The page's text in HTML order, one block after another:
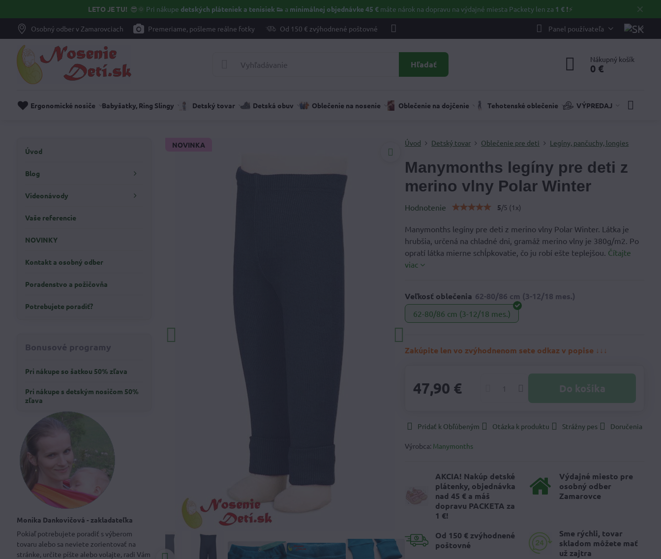
✕
LETO JE TU! 😎🌞 Pri nákupe detských pláteniek a tenisiek 👟 a minimálnej objednávke 45 €máte nárok na dopravu na výdajné miesta Packety len za 1 €❗⚡️
Osobný odber v Zamarovciach Premeriame, pošleme reálne fotky Od 150 € zvýhodnené poštovné Panel používateľa
Hľadať Nákupný košík
0 €
Ergonomické nosiče Babyšatky, Ring Slingy Detský tovar Detská obuv Oblečenie na nosenie Oblečenie na dojčenie Tehotenské oblečenie VÝPREDAJ
NOVINKA Úvod Detský tovar Oblečenie pre deti Legíny, pančuchy, longies
Manymonths legíny pre deti z
merino vlny Polar Winter
Hodnotenie 5/5 (1 x)
Manymonths legíny pre deti z merino vlny Polar Winter. Látka je
hrubšia, určená na chladné dni, gramáž merino vlny je 380g/m2. Po
opratí látka mierne schĺpkovatie, čo ju robí ešte teplejšou. Čítajte
viac
Veľkosť oblečenia
62-80/86 cm (3-12/18 mes.)
Zakúpite len vo zvýhodnenom sete odkaz v popise ↓↓↓
47,90 € Do košíka
Pridať k Obľúbeným Otázka k produktu Strážny pes Doručenia
Výrobca: Manymonths
AKCIA! Nakúp detské
plátenky, objednávka
nad 45 € a máš
dopravu PACKETA za
1 €!
Výdajné miesto pre
osobný odber
Zamarovce
Od 150 € zvýhodnené
poštovné
Sme rýchli, tovar
skladom môžete mať
už zajtra
Úvod
Blog
Videonávody
Vaše referencie
NOVINKY
Kontakt a osobný odber
Poradenstvo a požičovňa
Potrebujete poradiť?
Bonusové programy
Pri nákupe so šatkou 50% zľava
Pri nákupe s detským nosičom 50%
zľava
Monika Dankovičová - zakladateľka
Pokiaľ potrebujete poradiť s výberom
tovaru alebo sa neviete zorientovať na
stránke, určite píšte alebo volajte, radi Vám